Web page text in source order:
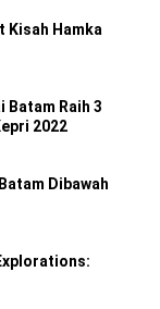
Kisah Hamka
Batam Raih 3
2022
Dibawah